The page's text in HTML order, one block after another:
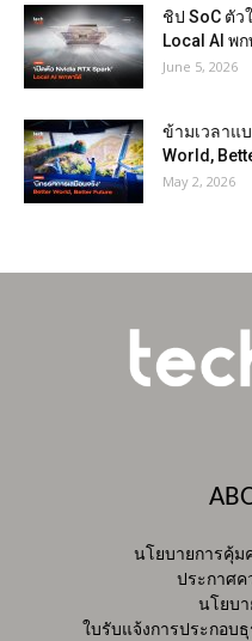
ชิป SoC ตัว
Local AI พ
June 5, 2026
ข้ามเวลาแ
World,
May 2, 2026
นโยบายการคุ้
ประกาศค
นโยบ
ใบรับแจ้งการประกอบ